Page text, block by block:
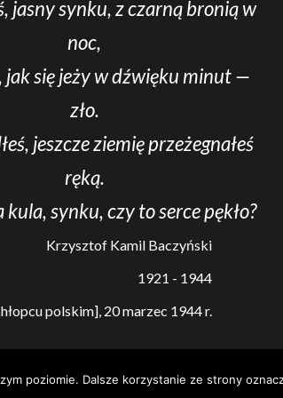
jasny synku, z czarną bronią w
noc,
jak się jeży w dźwięku minut —
zło.
jeszcze ziemię przeżegnałeś
ręką.
kula, synku, czy to serce pękło?
Krzysztof Kamil Baczyński
1921 - 1944
polskim], 20 marzec 1944 r.
i Świadectwa A. B. Lane|Newsiumprzez AF
poziomie. Dalsze korzystanie ze strony